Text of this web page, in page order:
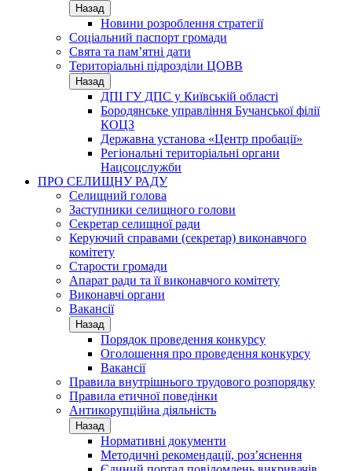
Назад
Новини розроблення стратегії
Соціальний паспорт громади
Свята та пам’ятні дати
Територіальні підрозділи ЦОВВ
Назад
ДПІ ГУ ДПС у Київській області
Бородянське управління Бучанської філії
КОЦЗ
Державна установа «Центр пробації»
Регіональні територіальні органи
Нацсоцслужби
ПРО СЕЛИЩНУ РАДУ
Селищний голова
Заступники селищного голови
Секретар селищної ради
Керуючий справами (секретар) виконавчого
комітету
Старости громади
Апарат ради та її виконавчого комітету
Виконавчі органи
Вакансії
Назад
Порядок проведення конкурсу
Оголошення про проведення конкурсу
Вакансії
Правила внутрішнього трудового розпорядку
Правила етичної поведінки
Антикорупційна діяльність
Назад
Нормативні документи
Методичні рекомендації, роз’яснення